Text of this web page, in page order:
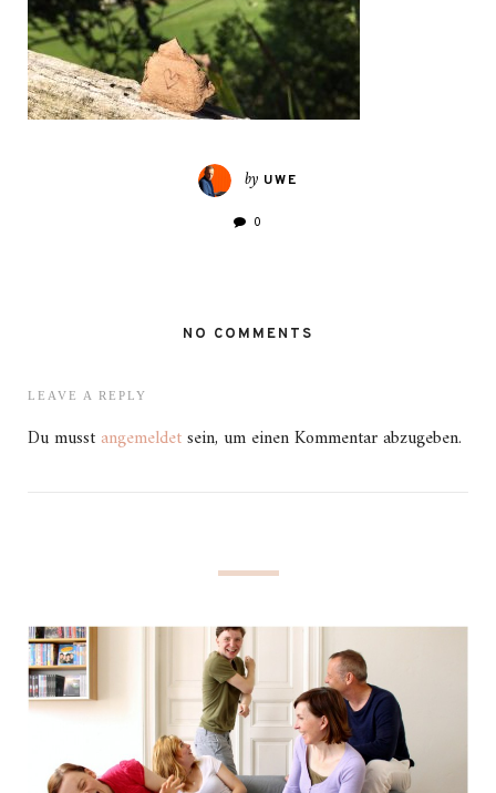
by UWE
0
NO COMMENTS
LEAVE A REPLY
Du musst angemeldetsein, um einen Kommentar abzugeben.